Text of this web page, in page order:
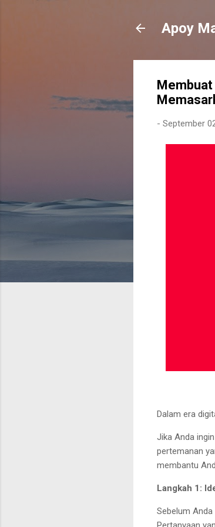
Apoy
- September
Dalam era
Jika Anda
pertemanan
membantu
Langkah 1:
Sebelum